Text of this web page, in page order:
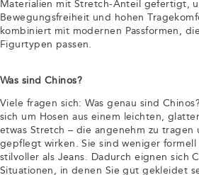
Materialien mit Stretch-Anteil gefertigt,
Bewegungsfreiheit und hohen
kombiniert mit modernen Passformen,
Figurtypen passen.
Was sind Chinos?
Viele fragen sich: Was genau sind
sich um Hosen aus einem leichten,
etwas Stretch – die angenehm zu tragen
gepflegt wirken. Sie sind weniger formell
stilvoller als Jeans. Dadurch eignen sich
Situationen, in denen Sie gut gekleidet